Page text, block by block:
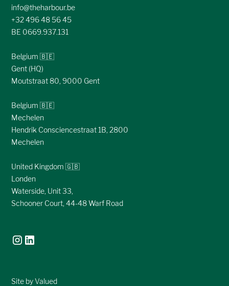
info@theharbour.be
+32 496 48 56 45
BE 0669.937.131
Belgium 🇧🇪
Gent (HQ)
Moutstraat 80, 9000 Gent
Belgium 🇧🇪
Mechelen
Hendrik Consciencestraat 1B, 2800
Mechelen
United Kingdom 🇬🇧
Londen
Waterside, Unit 33,
Schooner Court, 44-48 Warf Road
Site by Valued